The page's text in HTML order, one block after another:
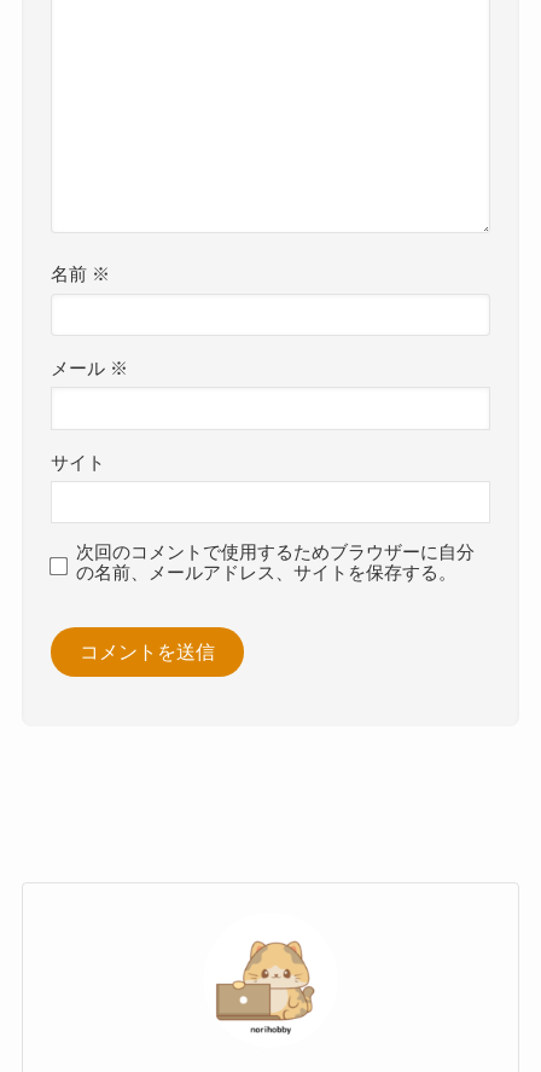
名前 ※
メール ※
サイト
次回のコメントで使用するためブラウザーに自分
の名前、メールアドレス、サイトを保存する。